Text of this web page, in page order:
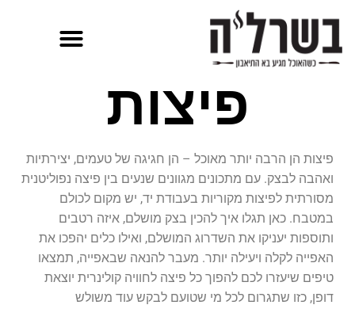
פיצות
פיצות הן הרבה יותר מאוכל – הן חגיגה של טעמים, יצירתיות
ואהבה לבצק. עם מתכונים מגוונים שנעים בין פיצה נפוליטנית
מסורתית לפיצות מקוריות בעבודת יד, יש מקום לכולם
במטבח. כאן תגלו איך להכין בצק מושלם, איזה רטבים
ותוספות יעניקו את השדרוג המושלם, ואילו כלים יהפכו את
האפייה לקלה ויעילה יותר. מעבר להנאה שבאפייה, תמצאו
טיפים שיעזרו לכם להפוך כל פיצה לחוויה קולינרית יוצאת
דופן, כזו שתגרום לכל מי שטועם לבקש עוד משולש